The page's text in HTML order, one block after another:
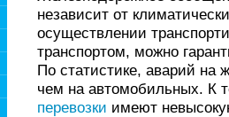
независит от
осуществлении
транспортом, можно
По статистике, аварий на
чем на автомобильных. К
перевозки имеют